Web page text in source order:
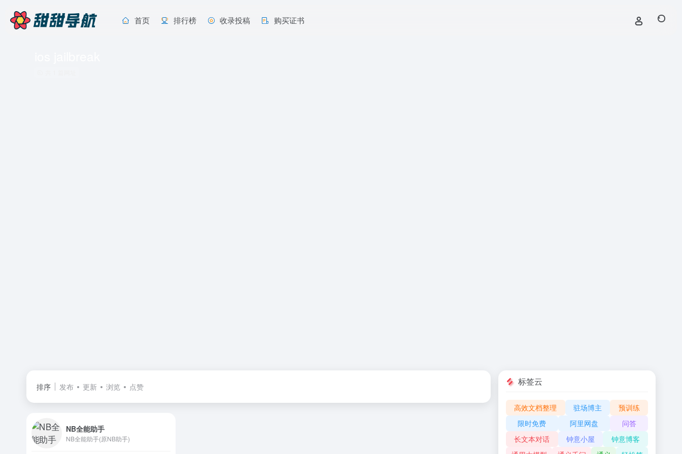
首页 排行榜 收录投稿 购买证书
排序 发布 更新 浏览 点赞
NB全能助手
NB全能助手(原NB助手)
标签云
高效文档整理 驻场博主
预训练
限时免费
阿里网盘
问答
长文本对话
钟意小屋
钟意博客